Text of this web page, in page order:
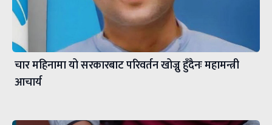
चार महिनामा यो सरकारबाट परिवर्तन खोज्नु हुँदैनः महामन्त्री
आचार्य